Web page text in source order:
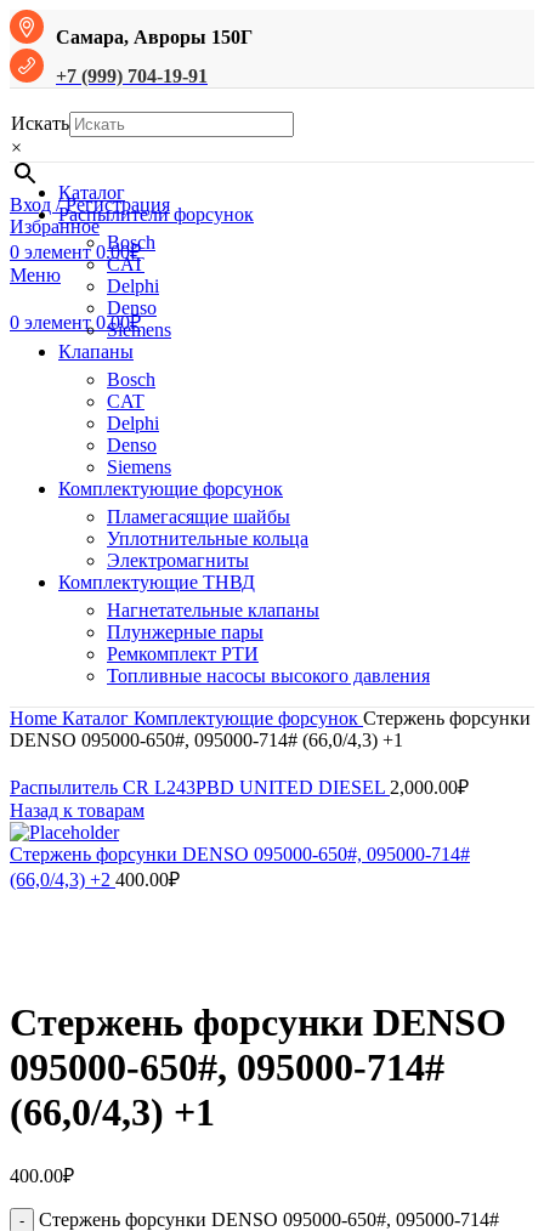
Самара, Авроры 150Г
+7 (999) 704-19-91
Искать
×
Вход / Регистрация
Избранное
0 элемент 0.00₽
Меню
0 элемент 0.00₽
Каталог
Распылители форсунок
Bosch
CAT
Delphi
Denso
Siemens
Клапаны
Bosch
CAT
Delphi
Denso
Siemens
Комплектующие форсунок
Пламегасящие шайбы
Уплотнительные кольца
Электромагниты
Комплектующие ТНВД
Нагнетательные клапаны
Плунжерные пары
Ремкомплект РТИ
Топливные насосы высокого давления
Home Каталог Комплектующие форсунок Стержень форсунки
DENSO 095000-650#, 095000-714# (66,0/4,3) +1
Распылитель CR L243PBD UNITED DIESEL 2,000.00₽
Назад к товарам
Стержень форсунки DENSO 095000-650#, 095000-714#
(66,0/4,3) +2 400.00₽
Стержень форсунки DENSO
095000-650#, 095000-714#
(66,0/4,3) +1
400.00₽
Стержень форсунки DENSO 095000-650#, 095000-714#